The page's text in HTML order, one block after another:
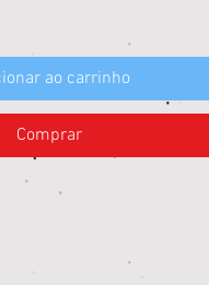
ao carrinho
Comprar